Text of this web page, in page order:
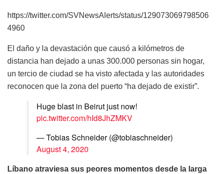
https://twitter.com/SVNewsAlerts/status/129073069798506
4960
El daño y la devastación que causó a kilómetros de
distancia han dejado a unas 300.000 personas sin hogar,
un tercio de ciudad se ha visto afectada y las autoridades
reconocen que la zona del puerto “ha dejado de existir”.
Huge blast in Beirut just now!
pic.twitter.com/hId8JhZMKV
— Tobias Schneider (@tobiaschneider)
August 4, 2020
Líbano atraviesa sus peores momentos desde la larga